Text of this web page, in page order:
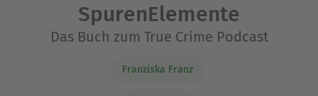
SpurenElemente
Das Buch zum True Crime Podcast
Franziska Franz